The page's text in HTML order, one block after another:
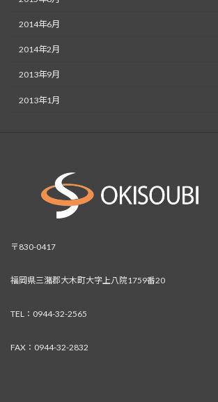
2014年6月
2014年2月
2013年9月
2013年1月
〒830-0417
福岡県三潴郡大木町大字上八院1759番20
TEL：0944-32-2565
FAX：0944-32-2832